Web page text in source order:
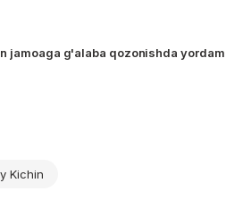
jamoaga g'alaba qozonishda
Kichin